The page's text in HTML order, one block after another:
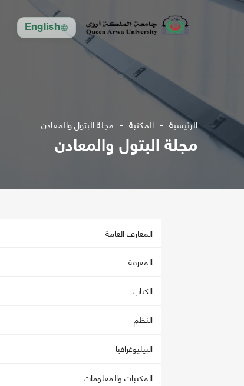
English
الرئيسية المكتبة مجلة البتول والمعادن
مجلة البتول والمعادن
المعارف العامة
المعرفة
الكتاب
النظم
البيليوغرافيا
المكتبات والمعلومات